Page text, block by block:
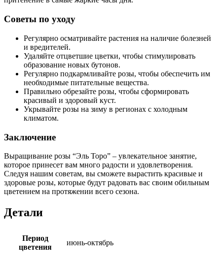
Советы по уходу
Регулярно осматривайте растения на наличие болезней
и вредителей.
Удаляйте отцветшие цветки, чтобы стимулировать
образование новых бутонов.
Регулярно подкармливайте розы, чтобы обеспечить им
необходимые питательные вещества.
Правильно обрезайте розы, чтобы сформировать
красивый и здоровый куст.
Укрывайте розы на зиму в регионах с холодным
климатом.
Заключение
Выращивание розы “Эль Торо” – увлекательное занятие,
которое принесет вам много радости и удовлетворения.
Следуя нашим советам, вы сможете вырастить красивые и
здоровые розы, которые будут радовать вас своим обильным
цветением на протяжении всего сезона.
Детали
Период
цветения
июнь-октябрь